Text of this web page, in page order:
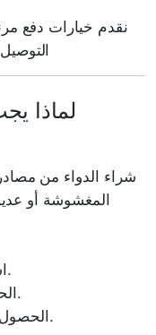
نقدم خيارات دفع
التوصيل خلال
لماذا
شراء الدواء من
المغشوشة أو
استشارات طبية مجانية عند الحاجة.
الحفاظ على خصوصيتك بشكل كامل.
الحصول على الدواء بسرعة وبطريقة آمنة.